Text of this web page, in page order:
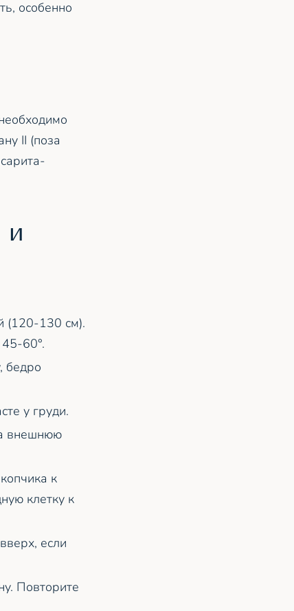
особенно
II (поза
и
(120-130 см).
60°.
бедро
у груди.
внешнюю
к
клетку к
если
Повторите